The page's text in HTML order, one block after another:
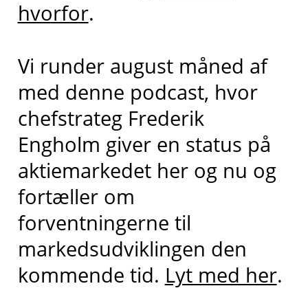
hvorfor.
Vi runder august måned af
med denne podcast, hvor
chefstrateg Frederik
Engholm giver en status på
aktiemarkedet her og nu og
fortæller om
forventningerne til
markedsudviklingen den
kommende tid. Lyt med her.